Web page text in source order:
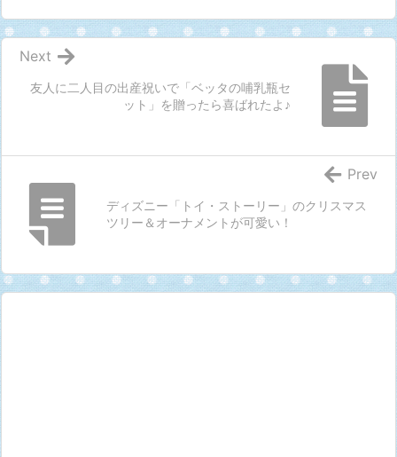
友人に二人目の出産祝いで「ベッタの哺乳瓶セ
ット」を贈ったら喜ばれたよ♪
Next
ディズニー「トイ・ストーリー」のクリスマス
ツリー＆オーナメントが可愛い！
Prev